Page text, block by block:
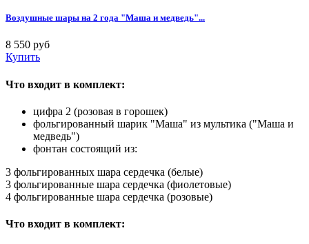
Воздушные шары на 2 года "Маша и медведь"...
8 550 руб
Купить
Что входит в комплект:
цифра 2 (розовая в горошек)
фольгированный шарик "Маша" из мультика ("Маша и
медведь")
фонтан состоящий из:
3 фольгированных шара сердечка (белые)
3 фольгированные шара сердечка (фиолетовые)
4 фольгированные шара сердечка (розовые)
Что входит в комплект: